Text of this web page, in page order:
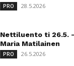
PRO 28.5.2026
Nettiluento ti 26.5.
Maria Matilainen
PRO 26.5.2026